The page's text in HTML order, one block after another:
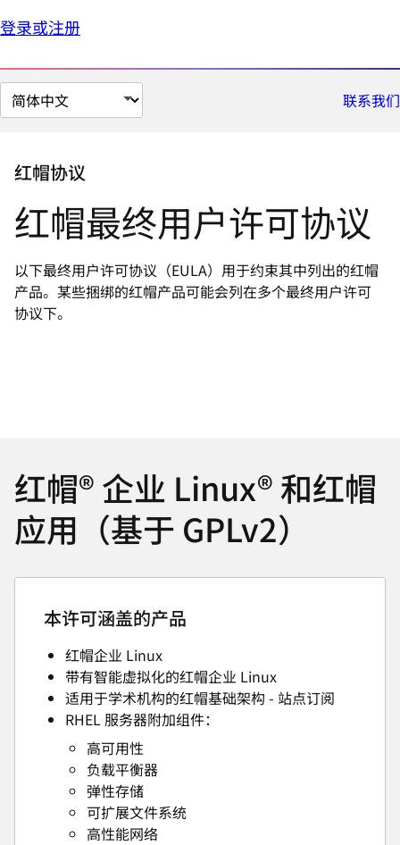
登录或注册
切
换
面
言
联系我们
红帽协议
红帽最终用户许可协议
以下最终用户许可协议（EULA）用于约束其中列出的红帽
产品。某些捆绑的红帽产品可能会列在多个最终用户许可
协议下。
红帽® 企业 Linux® 和红帽
应用（基于 GPLv2）
本许可涵盖的产品
红帽企业 Linux
带有智能虚拟化的红帽企业 Linux
适用于学术机构的红帽基础架构 - 站点订阅
RHEL 服务器附加组件：
高可用性
负载平衡器
弹性存储
可扩展文件系统
高性能网络